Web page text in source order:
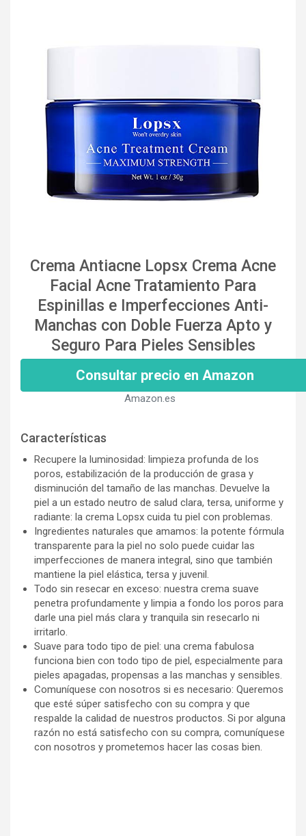
Crema Antiacne Lopsx Crema Acne
Facial Acne Tratamiento Para
Espinillas e Imperfecciones Anti-
Manchas con Doble Fuerza Apto y
Seguro Para Pieles Sensibles
Consultar precio en Amazon
Amazon.es
Características
Recupere la luminosidad: limpieza profunda de los
poros, estabilización de la producción de grasa y
disminución del tamaño de las manchas. Devuelve la
piel a un estado neutro de salud clara, tersa, uniforme y
radiante: la crema Lopsx cuida tu piel con problemas.
Ingredientes naturales que amamos: la potente fórmula
transparente para la piel no solo puede cuidar las
imperfecciones de manera integral, sino que también
mantiene la piel elástica, tersa y juvenil.
Todo sin resecar en exceso: nuestra crema suave
penetra profundamente y limpia a fondo los poros para
darle una piel más clara y tranquila sin resecarlo ni
irritarlo.
Suave para todo tipo de piel: una crema fabulosa
funciona bien con todo tipo de piel, especialmente para
pieles apagadas, propensas a las manchas y sensibles.
Comuníquese con nosotros si es necesario: Queremos
que esté súper satisfecho con su compra y que
respalde la calidad de nuestros productos. Si por alguna
razón no está satisfecho con su compra, comuníquese
con nosotros y prometemos hacer las cosas bien.